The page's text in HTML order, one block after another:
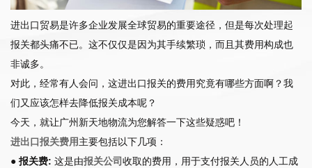
进出口贸易是许多企业发展全球贸易的重要途径，但是每次处理起
报关都头痛不已。这不仅仅是因为其手续繁琐，而且其费用构成也
非诚多。
对此，经常有人会问，这进出口报关的费用究竟有哪些方面啊？我
们又应该怎样去降低报关成本呢？
今天，就让广州新天地物流为您解答一下这些疑惑吧！
进出口报关费用主要包括以下几项：
● 报关费: 这是由报关公司收取的费用，用于支付报关人员的人工成